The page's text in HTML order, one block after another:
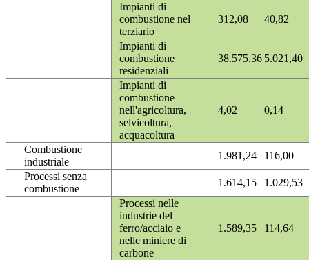
Impianti di
combustione nel
terziario
312,08 40,82
Impianti di
combustione
residenziali
38.575,36 5.021,40
Impianti di
combustione
nell'agricoltura,
selvicoltura,
acquacoltura
4,02 0,14
Combustione
industriale
1.981,24
116,00
Processi senza
combustione
1.614,15
1.029,53
Processi nelle
industrie del
ferro/acciaio e
nelle miniere di
carbone
1.589,35 114,64